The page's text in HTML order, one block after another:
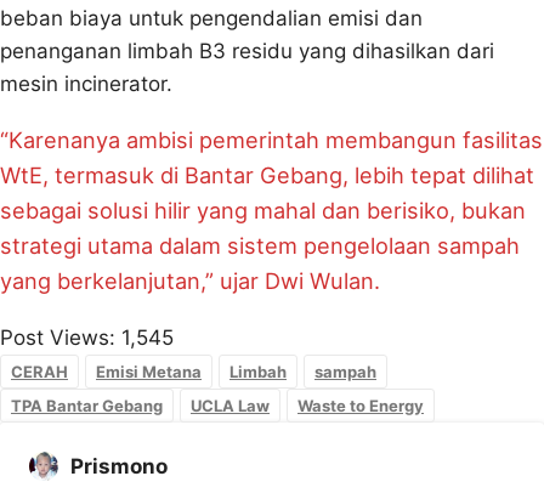
beban biaya untuk pengendalian emisi dan
penanganan limbah B3 residu yang dihasilkan dari
mesin incinerator.
“Karenanya ambisi pemerintah membangun fasilitas
WtE, termasuk di Bantar Gebang, lebih tepat dilihat
sebagai solusi hilir yang mahal dan berisiko, bukan
strategi utama dalam sistem pengelolaan sampah
yang berkelanjutan,” ujar Dwi Wulan.
Post Views: 1,545
CERAH Emisi Metana Limbah
sampah
TPA Bantar Gebang
UCLA Law Waste to Energy
Prismono